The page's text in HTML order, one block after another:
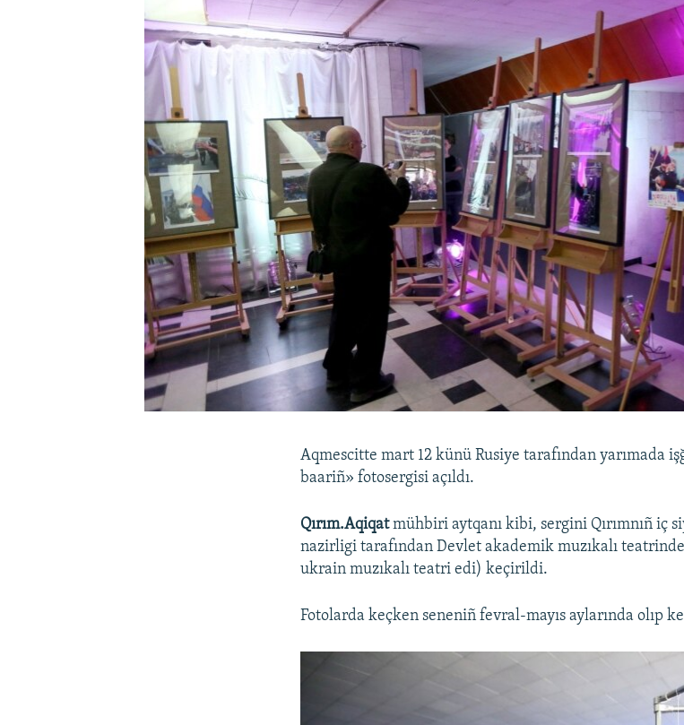
Aqmescitte mart 12 künü Rusiye tarafından yarımada
baariñ» fotosergisi açıldı.
Qırım.Aqiqatmühbiri aytqanı kibi, sergini Qırımnıñ iç
nazirligi tarafından Devlet akademik muzıkalı
ukrain muzıkalı teatri edi) keçirildi.
Fotolarda keçken seneniñ fevral-mayıs aylarında olıp